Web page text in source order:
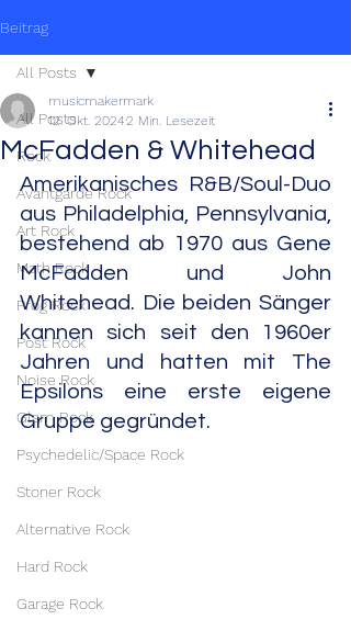
Beitrag
All Posts
Rock
Avantgarde Rock
Art Rock
Math Rock
Prog Rock
Post Rock
Noise Rock
Glam Rock
Psychedelic/Space Rock
Stoner Rock
Alternative Rock
Hard Rock
Garage Rock
All Posts
McFadden & Whitehead
musicmakermark
12. Okt. 20242 Min. Lesezeit
Amerikanisches R&B/Soul-Duo
aus Philadelphia, Pennsylvania,
bestehend ab 1970 aus Gene
McFadden und John
Whitehead. Die beiden Sänger
kannen sich seit den 1960er
Jahren und hatten mit The
Epsilons eine erste eigene
Gruppe gegründet.